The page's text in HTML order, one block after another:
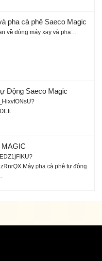
pha cà phê Saeco Magic
về dòng máy xay và pha…
Động Saeco Magic
Máy pha cà phê tự động